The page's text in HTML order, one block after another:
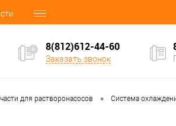
8(812)612-44-60
Заказать звонок
для растворонасосов • Система